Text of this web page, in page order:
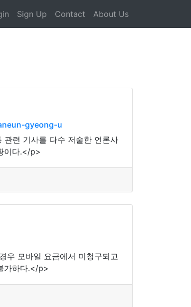
Sign Up Contact About Us
gyeong-u
련 기사를 다수 저술한 언론사
이다.</p>
우 모바일 요금에서 미청구되고
가하다.</p>